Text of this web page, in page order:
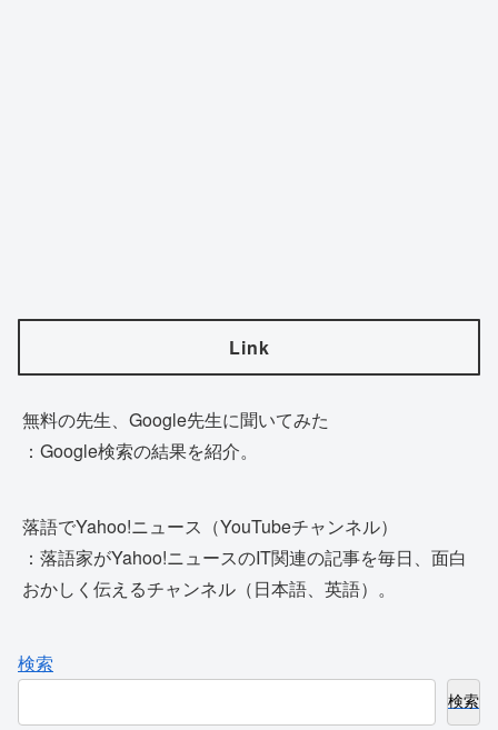
Link
無料の先生、Google先生に聞いてみた
：Google検索の結果を紹介。
落語でYahoo!ニュース（YouTubeチャンネル）
：落語家がYahoo!ニュースのIT関連の記事を毎日、面白
おかしく伝えるチャンネル（日本語、英語）。
検索
検索